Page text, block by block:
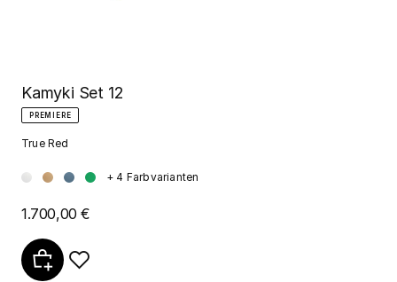
Kamyki Set 12
PREMIERE
True Red
+ 4 Farbvarianten
1.700,00 €